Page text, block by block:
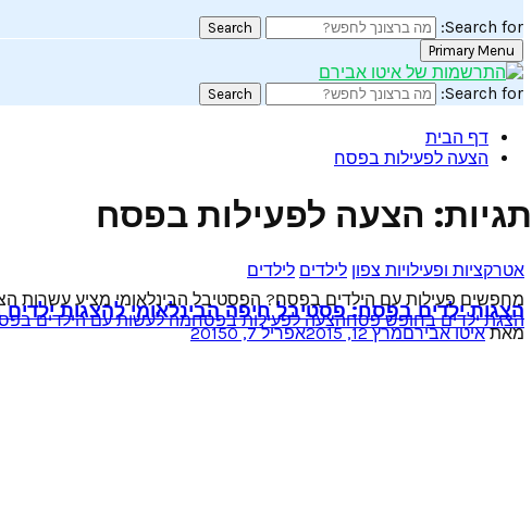
Search for:
Search
Primary Menu
Search for:
Search
דף הבית
הצעה לפעילות בפסח
תגיות: הצעה לפעילות בפסח
אטרקציות ופעילויות צפון לילדים לילדים
הצגות ילדים בפסח: פסטיבל חיפה הבינלאומי להצגות
מאתאיטו אבירםמרץ 12, 2015 אפריל 7, 2015 0
מחפשים פעילות עם הילדים בפסח? הפסטיבל הבינלאומי מציע עשרות
הצגת ילדים בחופש פסחהצעה לפעילות בפסחמה לעשות עם הילדים